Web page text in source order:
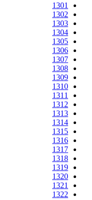
1301
1302
1303
1304
1305
1306
1307
1308
1309
1310
1311
1312
1313
1314
1315
1316
1317
1318
1319
1320
1321
1322